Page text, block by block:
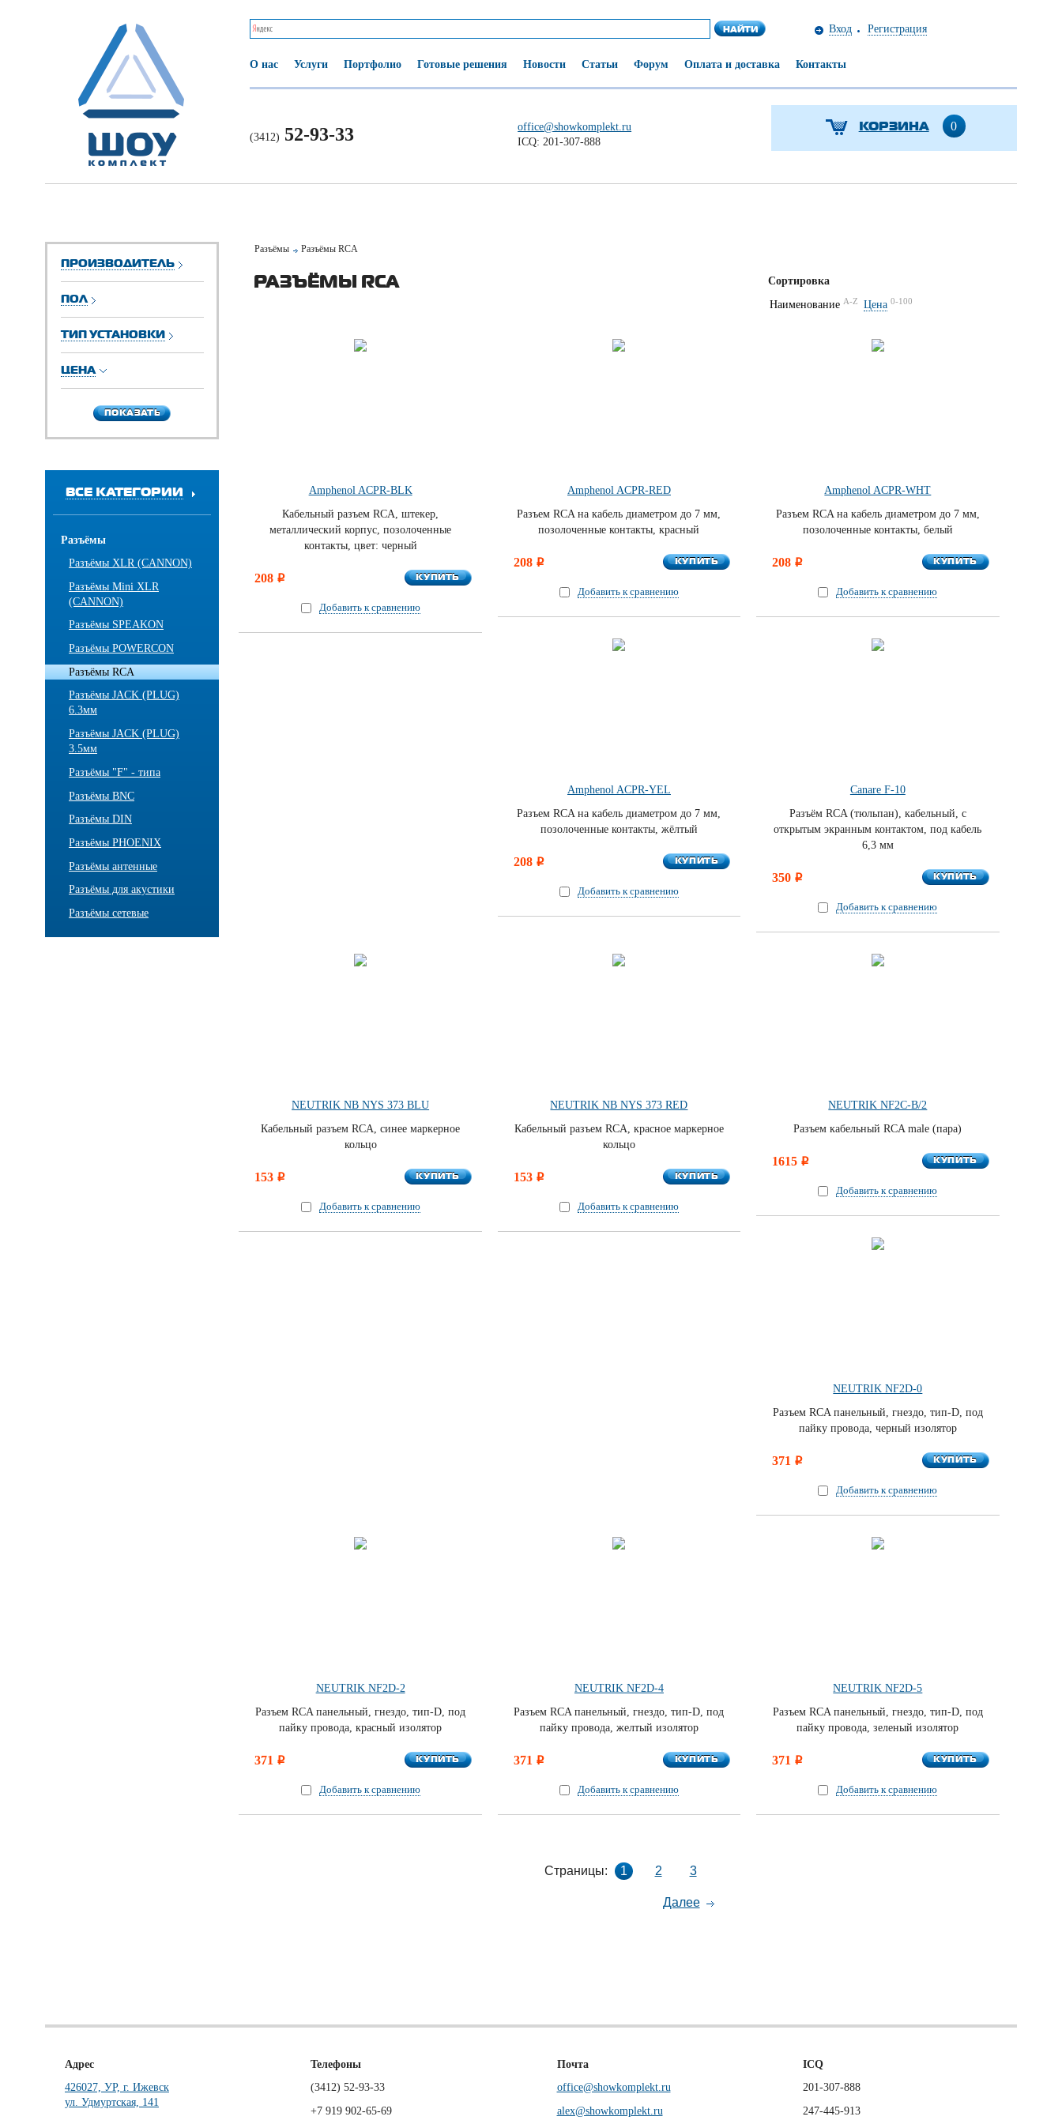
Вход Регистрация
О нас Услуги Портфолио Готовые решения Новости Статьи Форум Оплата и доставка Контакты
(3412) 52-93-33
office@showkomplekt.ru
ICQ: 201-307-888
КОРЗИНА 0
ПРОИЗВОДИТЕЛЬ
ПОЛ
ТИП УСТАНОВКИ
ЦЕНА
ПОКАЗАТЬ
ПОКАЗАТЬ
ВСЕ КАТЕГОРИИ
Разъёмы
Разъёмы XLR (CANNON)
Разъёмы Mini XLR
(CANNON)
Разъёмы SPEAKON
Разъёмы POWERCON
Разъёмы RCA
Разъёмы JACK (PLUG)
6.3мм
Разъёмы JACK (PLUG)
3.5мм
Разъёмы "F" - типа
Разъёмы BNC
Разъёмы DIN
Разъёмы PHOENIX
Разъёмы антенные
Разъёмы для акустики
Разъёмы сетевые
Разъёмы Разъёмы RCA
РАЗЪЁМЫ RCA
Сортировка
Наименование A-Z Цена 0-100
Amphenol ACPR-BLK
Кабельный разъем RCA, штекер,
металлический корпус, позолоченные
контакты, цвет: черный
208 i КУПИТЬ
КУПИТЬ
Добавить к сравнению
Amphenol ACPR-RED
Разъем RCA на кабель диаметром до 7 мм,
позолоченные контакты, красный
208 i КУПИТЬ
КУПИТЬ
Добавить к сравнению
Amphenol ACPR-WHT
Разъем RCA на кабель диаметром до 7 мм,
позолоченные контакты, белый
208 i КУПИТЬ
КУПИТЬ
Добавить к сравнению
Amphenol ACPR-YEL
Разъем RCA на кабель диаметром до 7 мм,
позолоченные контакты, жёлтый
208 i КУПИТЬ
КУПИТЬ
Добавить к сравнению
Canare F-10
Разъём RCA (тюльпан), кабельный, с
открытым экранным контактом, под кабель
6,3 мм
350 i КУПИТЬ
КУПИТЬ
Добавить к сравнению
NEUTRIK NB NYS 373 BLU
Кабельный разъем RCA, синее маркерное
кольцо
153 i КУПИТЬ
КУПИТЬ
Добавить к сравнению
NEUTRIK NB NYS 373 RED
Кабельный разъем RCA, красное маркерное
кольцо
153 i КУПИТЬ
КУПИТЬ
Добавить к сравнению
NEUTRIK NF2C-B/2
Разъем кабельный RCA male (пара)
1615 i КУПИТЬ
КУПИТЬ
Добавить к сравнению
NEUTRIK NF2D-0
Разъем RCA панельный, гнездо, тип-D, под
пайку провода, черный изолятор
371 i КУПИТЬ
КУПИТЬ
Добавить к сравнению
NEUTRIK NF2D-2
Разъем RCA панельный, гнездо, тип-D, под
пайку провода, красный изолятор
371 i КУПИТЬ
КУПИТЬ
Добавить к сравнению
NEUTRIK NF2D-4
Разъем RCA панельный, гнездо, тип-D, под
пайку провода, желтый изолятор
371 i КУПИТЬ
КУПИТЬ
Добавить к сравнению
NEUTRIK NF2D-5
Разъем RCA панельный, гнездо, тип-D, под
пайку провода, зеленый изолятор
371 i КУПИТЬ
КУПИТЬ
Добавить к сравнению
Страницы: 1 2 3
Далее
Адрес
426027, УР, г. Ижевск
ул. Удмуртская, 141
Телефоны
(3412) 52-93-33
+7 919 902-65-69
Почта
office@showkomplekt.ru
alex@showkomplekt.ru
ICQ
201-307-888
247-445-913